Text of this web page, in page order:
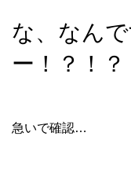
な、なん
ー！？！？
急いで確認…